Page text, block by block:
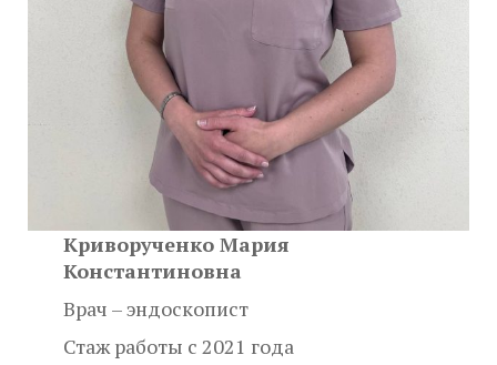
Криворученко Мария
Константиновна
Врач – эндоскопист
Стаж работы с 2021 года